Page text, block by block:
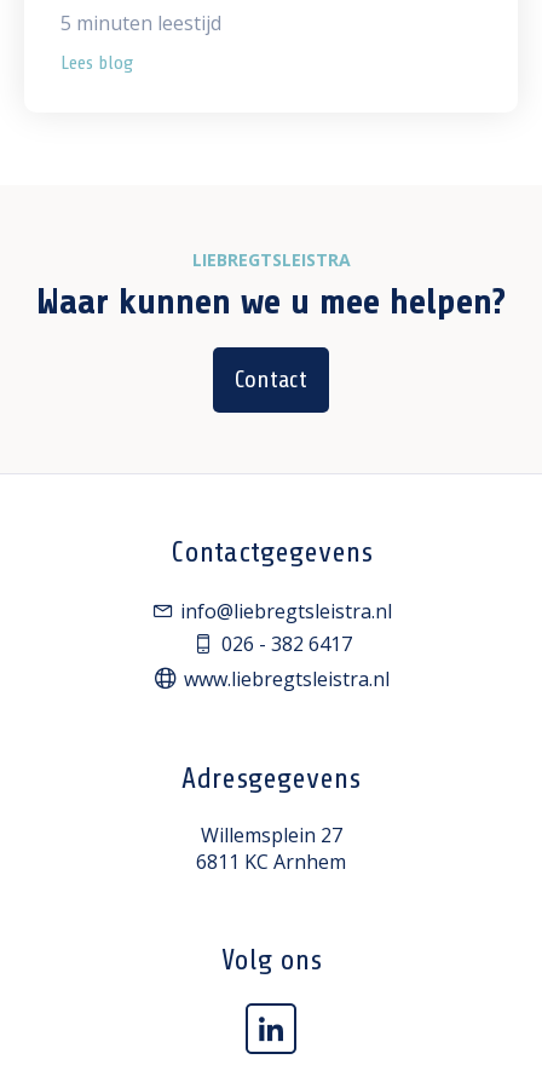
5 minuten leestijd
Lees blog
LIEBREGTSLEISTRA
Waar kunnen we u mee helpen?
Contact
Contactgegevens
info@liebregtsleistra.nl
026 - 382 6417
www.liebregtsleistra.nl
Adresgegevens
Willemsplein 27
6811 KC Arnhem
Volg ons